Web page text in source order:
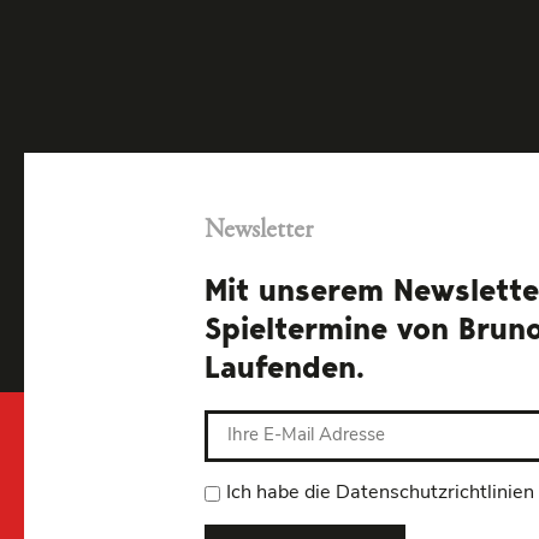
Newsletter
Mit unserem
Spieltermine von
Laufenden.
Ich habe die Datenschutzrichtlinien